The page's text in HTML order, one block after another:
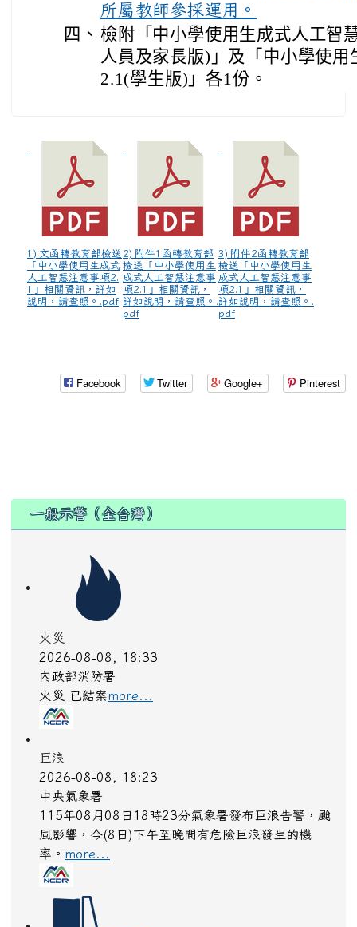
所屬教師參採運用。
四、 檢附「中小學使用生成式人工智
人員及家長版)」及「中小學使
2.1(學生版)」各1份。
1) 文函轉教育部檢送
「中小學使用生成式
人工智慧注意事項2.
1」相關資訊，詳如
說明，請查照。.pdf
2) 附件1函轉教育部
檢送「中小學使用生
成式人工智慧注意事
項2.1」相關資訊，
詳如說明，請查照。.
pdf
3) 附件2函轉教育部
檢送「中小學使用生
成式人工智慧注意事
項2.1」相關資訊，
詳如說明，請查照。.
pdf
Facebook Twitter Google+ Pinterest
一般示警（全台灣）
火災
2026-08-08, 18:33
內政部消防署
火災 已結案more...
巨浪
2026-08-08, 18:23
中央氣象署
115年08月08日18時23分氣象署發布巨浪告警，颱
風影響，今(8日)下午至晚間有危險巨浪發生的機
率。 more...